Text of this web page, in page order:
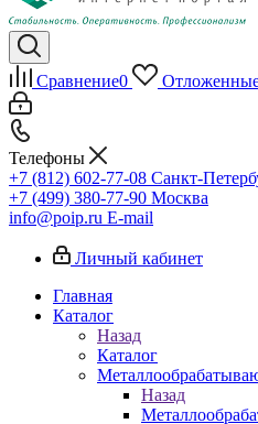
Сравнение0
Телефоны
+7 (812) 602-77-08 Санкт-
+7 (499) 380-77-90 Москва
info@poip.ru E-mail
Личный кабинет
Главная
Каталог
Назад
Каталог
Назад